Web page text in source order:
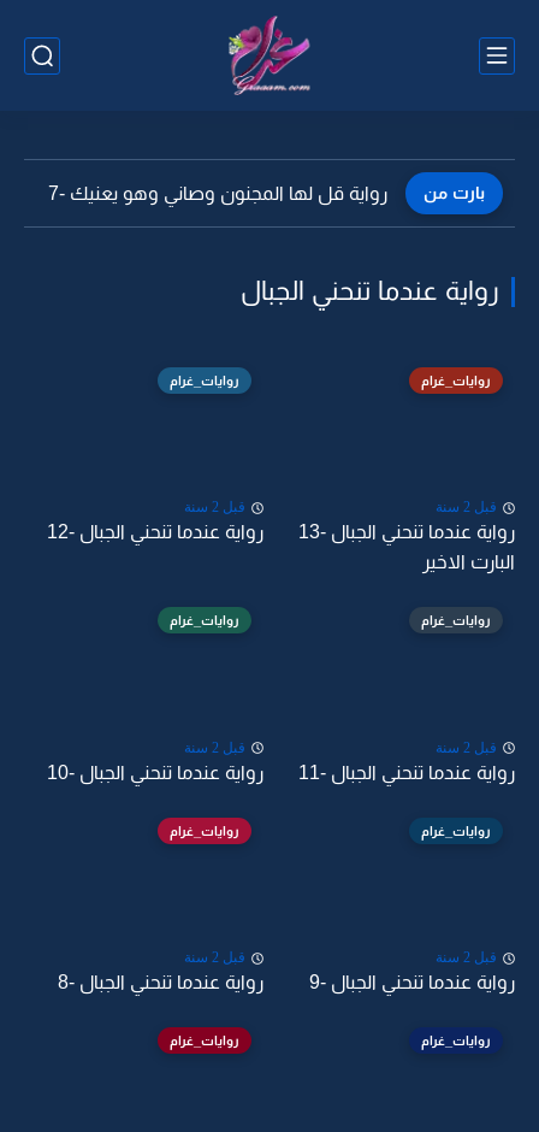
بارت من رواية قل لها المجنون وصاني وهو يعنيك -7
رواية عندما تنحني الجبال
روايات_غرام
قبل 2 سنة
رواية عندما تنحني الجبال -13
البارت الاخير
روايات_غرام
قبل 2 سنة
رواية عندما تنحني الجبال -12
روايات_غرام
قبل 2 سنة
رواية عندما تنحني الجبال -11
روايات_غرام
قبل 2 سنة
رواية عندما تنحني الجبال -10
روايات_غرام
قبل 2 سنة
رواية عندما تنحني الجبال -9
روايات_غرام
قبل 2 سنة
رواية عندما تنحني الجبال -8
روايات_غرام روايات_غرام